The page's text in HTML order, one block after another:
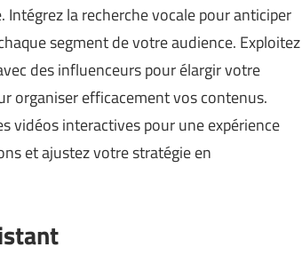
la recherche vocale pour anticiper
segment de votre audience. Exploitez
des influenceurs pour élargir votre
organiser efficacement vos contenus.
vidéos interactives pour une expérience
et ajustez votre stratégie en